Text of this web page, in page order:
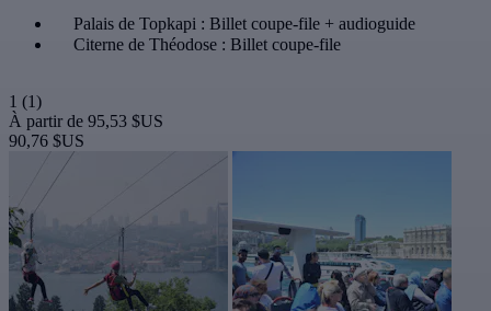
Palais de Topkapi : Billet coupe-file + audioguide
Citerne de Théodose : Billet coupe-file
1 (1)
À partir de 95,53 $US
90,76 $US